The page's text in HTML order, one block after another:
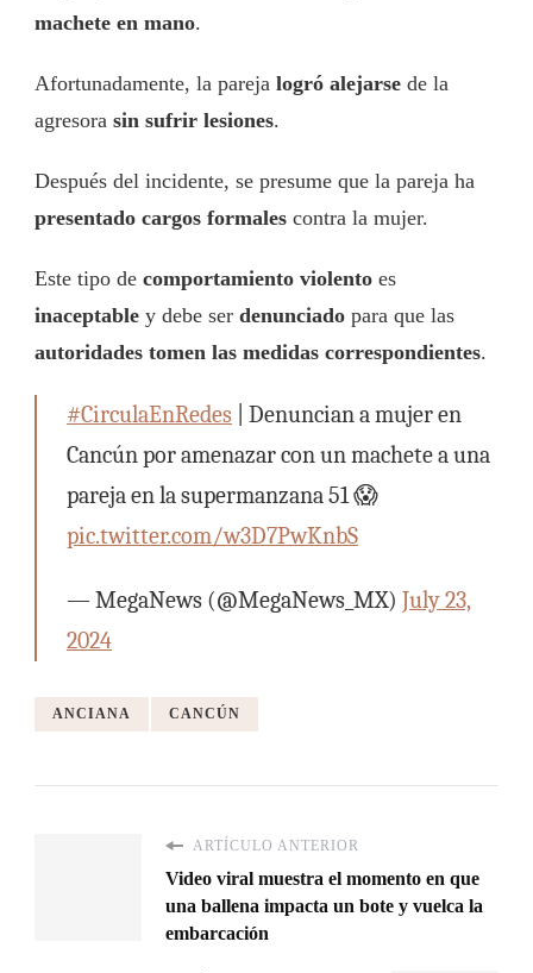
machete en mano.
Afortunadamente, la pareja logró alejarse de la
agresora sin sufrir lesiones.
Después del incidente, se presume que la pareja ha
presentado cargos formales contra la mujer.
Este tipo de comportamiento violento es
inaceptable y debe ser denunciado para que las
autoridades tomen las medidas correspondientes.
#CirculaEnRedes | Denuncian a mujer en
Cancún por amenazar con un machete a una
pareja en la supermanzana 51 😱
pic.twitter.com/w3D7PwKnbS
— MegaNews (@MegaNews_MX) July 23,
2024
ANCIANA CANCÚN
ARTÍCULO ANTERIOR
Video viral muestra el momento en que
una ballena impacta un bote y vuelca la
embarcación